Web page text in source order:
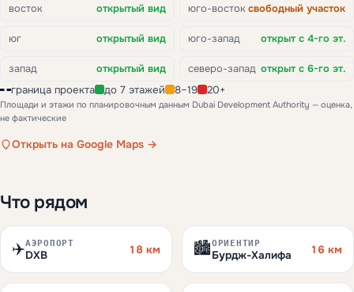
восток открытый вид юго-востоксвободный участок
юг открытый вид юго-запад открыт с 4-го эт.
запад открытый вид северо-запад открыт с 6-го эт.
граница проекта до 7 этажей 8–19 20+
Площади и этажи по планировочным данным Dubai Development Authority — оценка,
не фактические
Открыть на Google Maps →
Что рядом
✈️АЭРОПОРТ
DXB 18 км 🏙️ОРИЕНТИР
Бурдж-Халифа 16 км